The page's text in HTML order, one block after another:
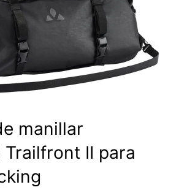
manillar
Trailfront II para